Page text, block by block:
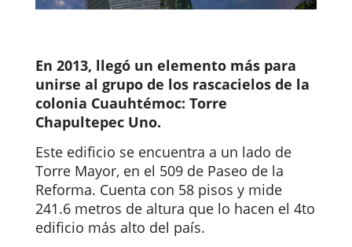
En 2013, llegó un elemento más para
unirse al grupo de los rascacielos de la
colonia Cuauhtémoc: Torre
Chapultepec Uno.
Este edificio se encuentra a un lado de
Torre Mayor, en el 509 de Paseo de la
Reforma. Cuenta con 58 pisos y mide
241.6 metros de altura que lo hacen el 4to
edificio más alto del país.